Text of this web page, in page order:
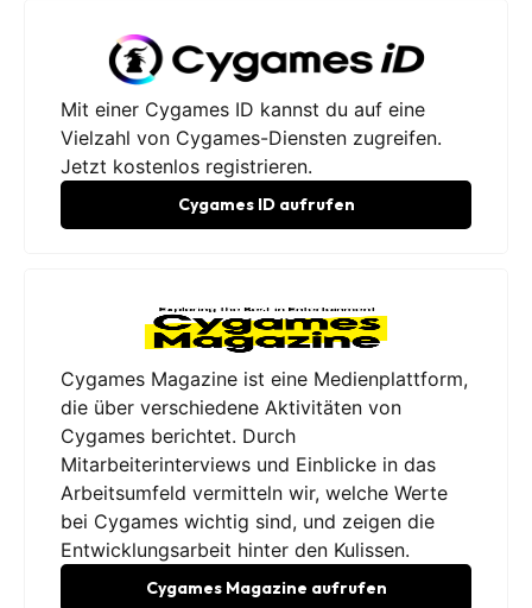
Mit einer Cygames ID kannst du auf eine
Vielzahl von Cygames-Diensten zugreifen.
Jetzt kostenlos registrieren.
Cygames ID aufrufen
Cygames Magazine ist eine Medienplattform,
die über verschiedene Aktivitäten von
Cygames berichtet. Durch
Mitarbeiterinterviews und Einblicke in das
Arbeitsumfeld vermitteln wir, welche Werte
bei Cygames wichtig sind, und zeigen die
Entwicklungsarbeit hinter den Kulissen.
Cygames Magazine aufrufen